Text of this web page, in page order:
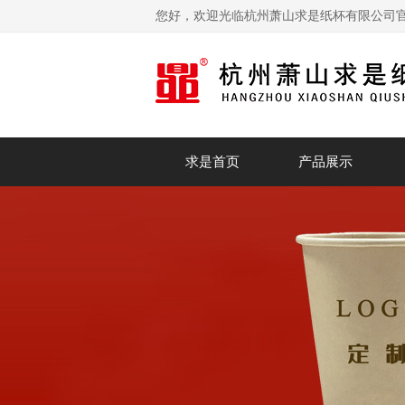
您好，欢迎光临杭州萧山求是纸杯有限公司
求是首页 产品展示